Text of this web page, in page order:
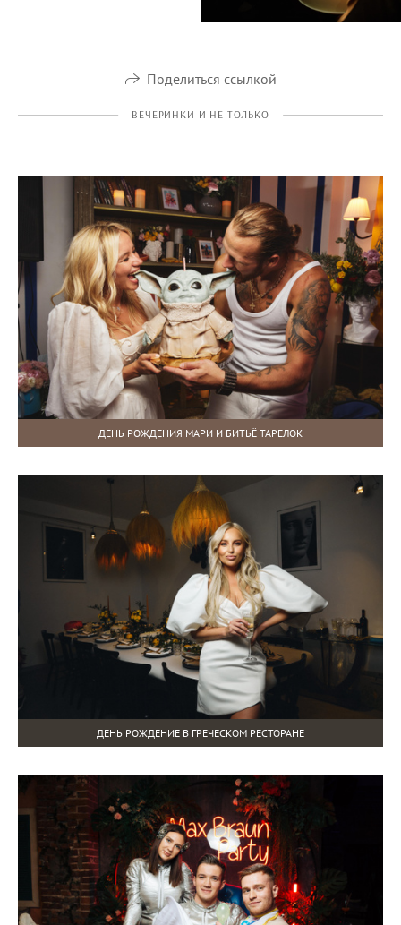
Поделиться ссылкой
ВЕЧЕРИНКИ И НЕ ТОЛЬКО
ДЕНЬ РОЖДЕНИЯ МАРИ И БИТЬЁ ТАРЕЛОК
ДЕНЬ РОЖДЕНИЕ В ГРЕЧЕСКОМ РЕСТОРАНЕ